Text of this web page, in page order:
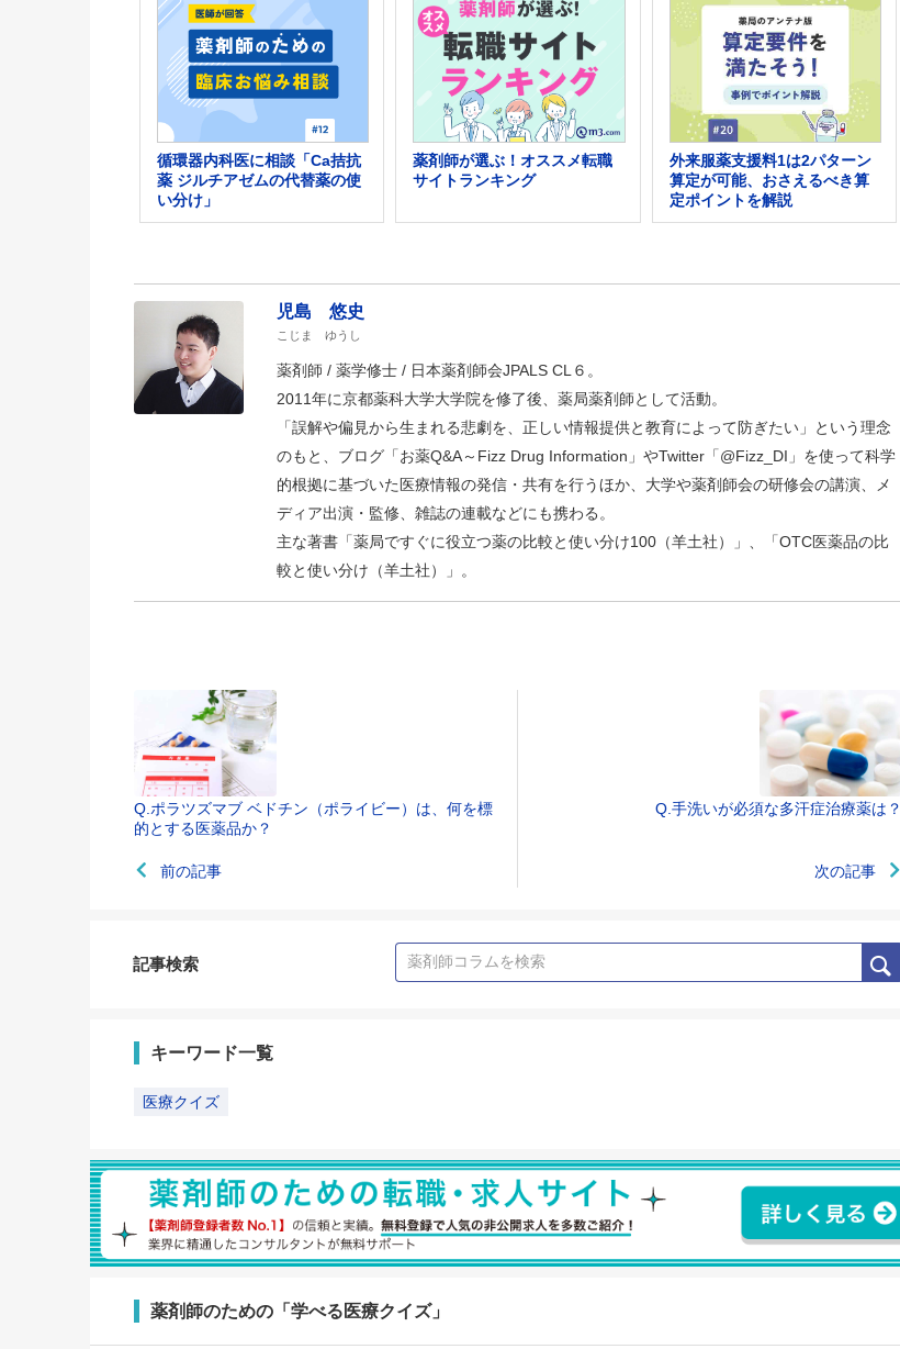
循環器内科医に相談「Ca拮抗
薬 ジルチアゼムの代替薬の使
い分け」
薬剤師が選ぶ！オススメ転職
サイトランキング
外来服薬支援料1は2パターン
算定が可能、おさえるべき算
定ポイントを解説
児島 悠史
こじま ゆうし
薬剤師 / 薬学修士 / 日本薬剤師会JPALS CL６。
2011年に京都薬科大学大学院を修了後、薬局薬剤師として活動。
「誤解や偏見から生まれる悲劇を、正しい情報提供と教育によって防ぎたい」という理念
のもと、ブログ「お薬Q&A～Fizz Drug Information」やTwitter「@Fizz_DI」を使って科学
的根拠に基づいた医療情報の発信・共有を行うほか、大学や薬剤師会の研修会の講演、メ
ディア出演・監修、雑誌の連載などにも携わる。
主な著書「薬局ですぐに役立つ薬の比較と使い分け100（羊土社）」、「OTC医薬品の比
較と使い分け（羊土社）」。
Q.ポラツズマブ ベドチン（ポライビー）は、何を標
的とする医薬品か？
前の記事
Q.手洗いが必須な多汗症治療薬は？
次の記事
記事検索
キーワード一覧
医療クイズ
薬剤師のための「学べる医療クイズ」